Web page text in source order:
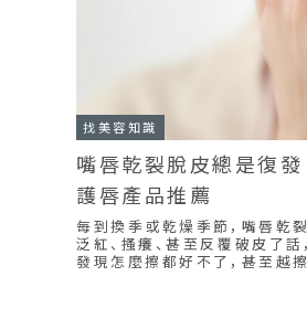
找美容知識
嘴唇乾裂脫皮總是復
護唇產品推薦
每到換季或乾燥季節，嘴唇乾
泛紅、搔癢、甚至反覆破皮了
發現怎麼擦都好不了，甚至越